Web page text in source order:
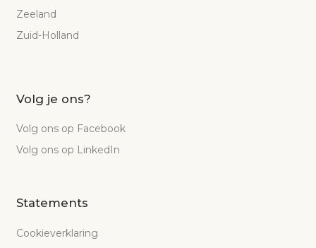
Zeeland
Zuid-Holland
Volg je ons?
Volg ons op Facebook
Volg ons op LinkedIn
Statements
Cookieverklaring